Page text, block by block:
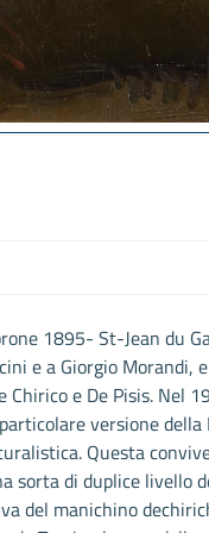
1895- St-Jean du
e a Giorgio
Chirico e De Pisis. Nel
versione
Questa
sorta di duplice livello
del manichino